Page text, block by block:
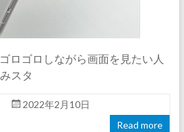
ロゴロしながら画面を見たい人
スタ
2022年2月10日
Read more